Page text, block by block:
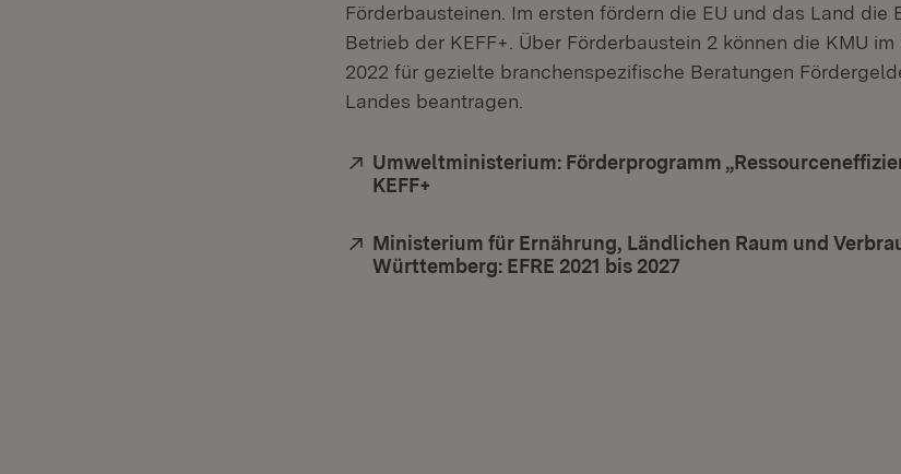
Förderbausteinen. Im ersten fördern die EU und das Land die
Betrieb der KEFF+. Über Förderbaustein 2 können die KMU
2022 für gezielte branchenspezifische Beratungen
Landes beantragen.
Extern:
Umweltministerium: Förderprogramm
KEFF+
Extern:
Ministerium für Ernährung, Ländlichen Raum und
Württemberg: EFRE 2021 bis 2027